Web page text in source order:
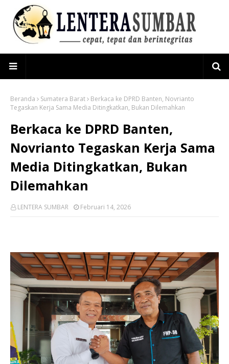
Beranda Sumatera Barat
Berkaca ke DPRD Banten, Novrianto
Tegaskan Kerja Sama Media Ditingkatkan, Bukan Dilemahkan
Berkaca ke DPRD Banten,
Novrianto Tegaskan Kerja Sama
Media Ditingkatkan, Bukan
Dilemahkan
LENTERA SUMBAR Februari 14, 2026